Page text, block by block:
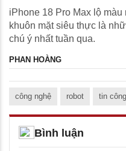
iPhone 18 Pro Max lộ
khuôn mặt siêu thực là
chú ý nhất tuần qua.
PHAN HOÀNG
công nghệ robot tin
Bình luận